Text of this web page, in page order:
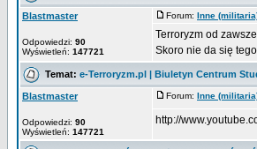
Blastmaster
Odpowiedzi: 90
Wyświetleń: 147721
Forum: Inne
Terroryzm od
Skoro nie da się
Temat: e-Terroryzm.pl | Biuletyn Centrum
Blastmaster
Odpowiedzi: 90
Wyświetleń: 147721
Forum: Inne
http://